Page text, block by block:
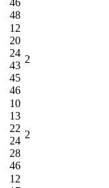
48
12
20
24
43
45
46
2
10
13
22
24
28
46
2
12